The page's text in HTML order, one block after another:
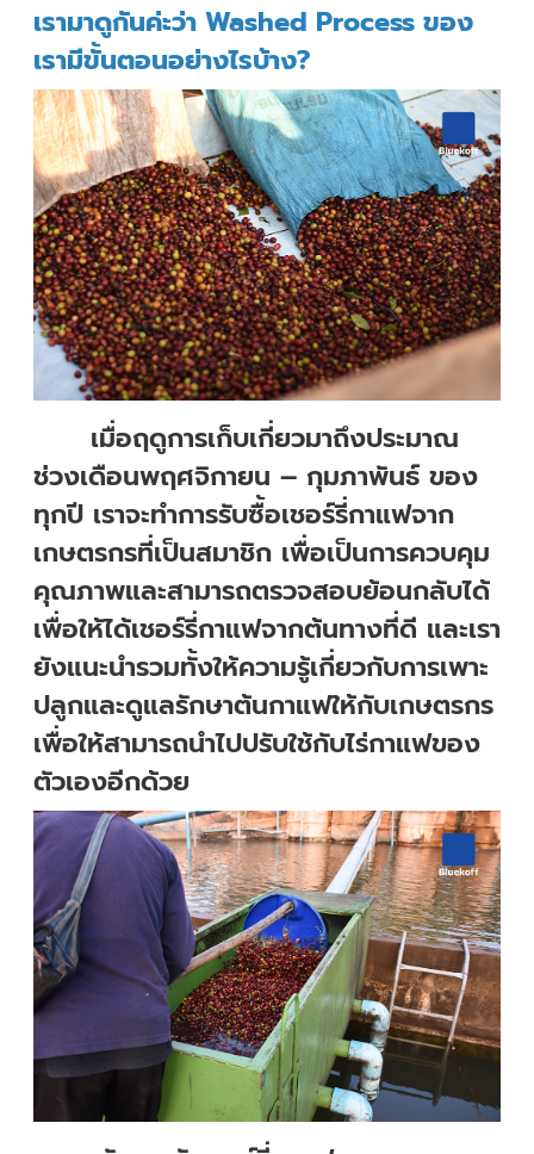
เรามาดูกันค่ะว่า Washed Process ของ
เรามีขั้นตอนอย่างไรบ้าง?
เมื่อฤดูการเก็บเกี่ยวมาถึงประมาณ
ช่วงเดือนพฤศจิกายน – กุมภาพันธ์ ของ
ทุกปี เราจะทำการรับซื้อเชอร์รี่กาแฟจาก
เกษตรกรที่เป็นสมาชิก เพื่อเป็นการควบคุม
คุณภาพและสามารถตรวจสอบย้อนกลับได้
เพื่อให้ได้เชอร์รี่กาแฟจากต้นทางที่ดี และเรา
ยังแนะนำรวมทั้งให้ความรู้เกี่ยวกับการเพาะ
ปลูกและดูแลรักษาต้นกาแฟให้กับเกษตรกร
เพื่อให้สามารถนำไปปรับใช้กับไร่กาแฟของ
ตัวเองอีกด้วย